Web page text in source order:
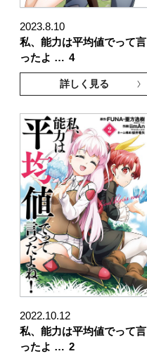
2023.8.10
私、能力は平均値でって言
ったよ … 4
詳しく見る
2022.10.12
私、能力は平均値でって言
ったよ … 2